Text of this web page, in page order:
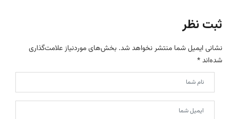
ثبت نظر
نشانی ایمیل شما منتشر نخواهد شد. بخش‌های موردنیاز علامت‌گذاری
شده‌اند*